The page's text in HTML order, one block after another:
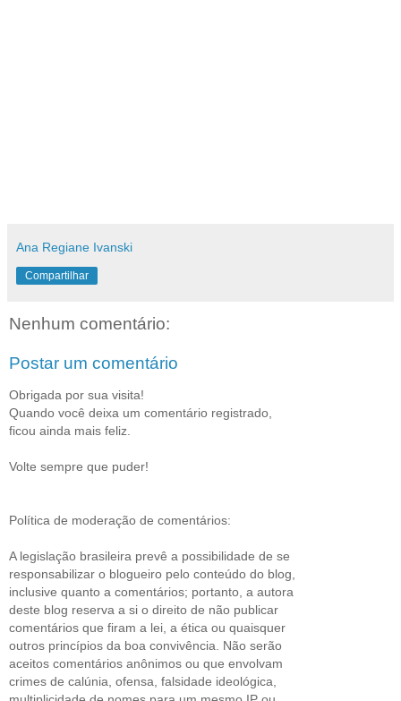
Ana Regiane Ivanski
Compartilhar
Nenhum comentário:
Postar um comentário
Obrigada por sua visita!
Quando você deixa um comentário registrado,
ficou ainda mais feliz.
Volte sempre que puder!
Política de moderação de comentários:
A legislação brasileira prevê a possibilidade de se
responsabilizar o blogueiro pelo conteúdo do blog,
inclusive quanto a comentários; portanto, a autora
deste blog reserva a si o direito de não publicar
comentários que firam a lei, a ética ou quaisquer
outros princípios da boa convivência. Não serão
aceitos comentários anônimos ou que envolvam
crimes de calúnia, ofensa, falsidade ideológica,